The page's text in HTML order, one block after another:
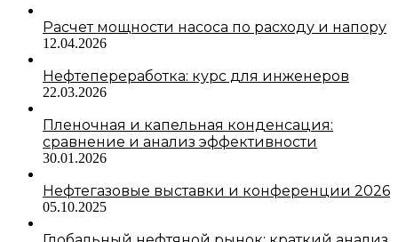
Расчет мощности насоса по расходу и напору
12.04.2026
Нефтепереработка: курс для инженеров
22.03.2026
Пленочная и капельная конденсация:
сравнение и анализ эффективности
30.01.2026
Нефтегазовые выставки и конференции 2026
05.10.2025